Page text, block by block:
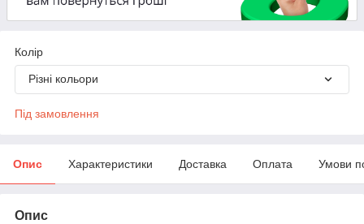
Колір
Різні кольори
Під замовлення
Опис Характеристики Доставка Оплата Умови
Опис